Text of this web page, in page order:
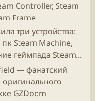
Controller, Steam
Frame
три устройства:
Steam Machine,
геймпада Steam...
— фанатский
оригинального
GZDoom